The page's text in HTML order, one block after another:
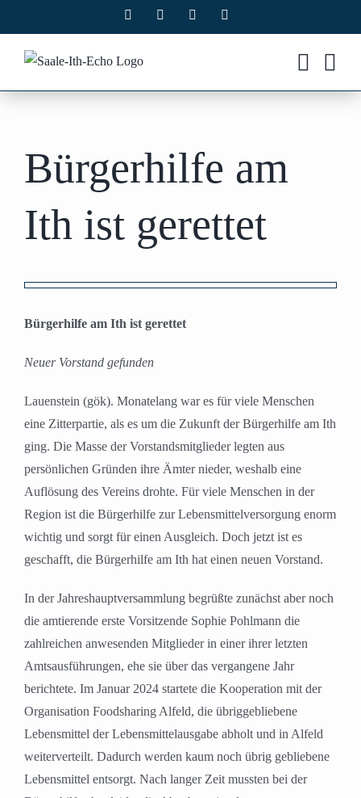
Inhalt
springen
Facebook Instagram
Bürgerhilfe am
Ith ist gerettet
grösseres
Bürgerhilfe am Ith ist gerettet
Neuer Vorstand gefunden
Lauenstein (gök). Monatelang war es für viele Menschen
eine Zitterpartie, als es um die Zukunft der Bürgerhilfe am Ith
ging. Die Masse der Vorstandsmitglieder legten aus
persönlichen Gründen ihre Ämter nieder, weshalb eine
Auflösung des Vereins drohte. Für viele Menschen in der
Region ist die Bürgerhilfe zur Lebensmittelversorgung enorm
wichtig und sorgt für einen Ausgleich. Doch jetzt ist es
geschafft, die Bürgerhilfe am Ith hat einen neuen Vorstand.
In der Jahreshauptversammlung begrüßte zunächst aber noch
die amtierende erste Vorsitzende Sophie Pohlmann die
zahlreichen anwesenden Mitglieder in einer ihrer letzten
Amtsausführungen, ehe sie über das vergangene Jahr
berichtete. Im Januar 2024 startete die Kooperation mit der
Organisation Foodsharing Alfeld, die übriggebliebene
Lebensmittel der Lebensmittelausgabe abholt und in Alfeld
weiterverteilt. Dadurch werden kaum noch übrig gebliebene
Lebensmittel entsorgt. Nach langer Zeit mussten bei der